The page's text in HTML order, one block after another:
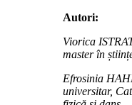
Autori:
Viorica
master în
Efrosinia
universitar,